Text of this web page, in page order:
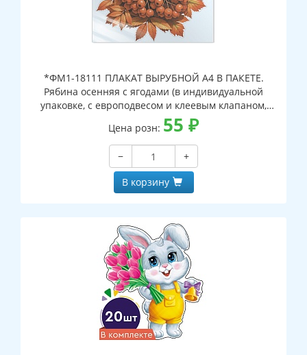
*ФМ1-18111 ПЛАКАТ ВЫРУБНОЙ А4 В ПАКЕТЕ.
Рябина осенняя с ягодами (в индивидуальной
упаковке, с европодвесом и клеевым клапаном,
двухсторонний, ВД-лак)
Цена розн: 55 ₽
−
+
В корзину